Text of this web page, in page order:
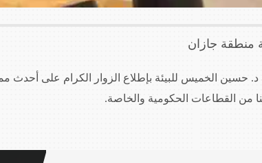
منطقة جازان
شاركت مجموعة د. حسين الخميس للبيئة بإطلاع الزوار الكرام على
من القطاعات الحكومية والخاصة.